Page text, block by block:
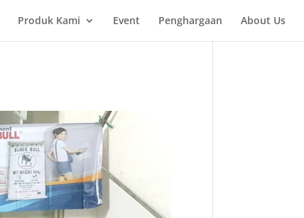
Produk Kami Event Penghargaan About Us